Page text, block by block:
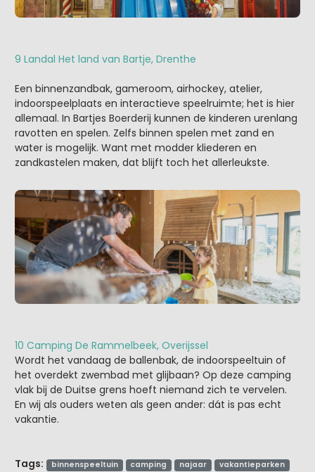
9 Landal Het land van Bartje, Drenthe
Een binnenzandbak, gameroom, airhockey, atelier,
indoorspeelplaats en interactieve speelruimte; het is hier
allemaal. In Bartjes Boerderij kunnen de kinderen urenlang
ravotten en spelen. Zelfs binnen spelen met zand en
water is mogelijk. Want met modder kliederen en
zandkastelen maken, dat blijft toch het allerleukste.
10 Camping De Rammelbeek, Overijssel
Wordt het vandaag de ballenbak, de indoorspeeltuin of
het overdekt zwembad met glijbaan? Op deze camping
vlak bij de Duitse grens hoeft niemand zich te vervelen.
En wij als ouders weten als geen ander: dát is pas echt
vakantie.
Tags: binnenspeeltuin camping najaar
vakantieparken